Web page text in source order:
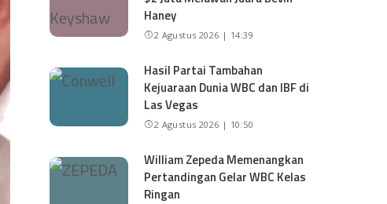
Haney
2 Agustus 2026 | 14:39
Hasil Partai Tambahan
Kejuaraan Dunia WBC dan IBF di
Las Vegas
2 Agustus 2026 | 10:50
William Zepeda Memenangkan
Pertandingan Gelar WBC Kelas
Ringan